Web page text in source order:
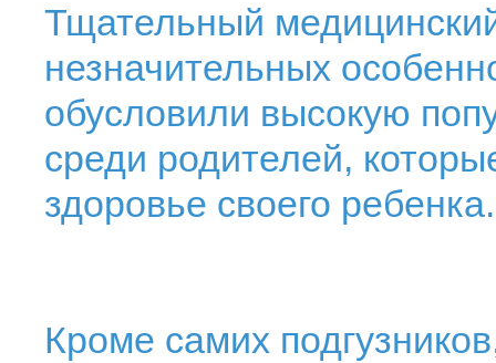
Тщательный
незначительных
обусловили высокую
среди родителей,
здоровье своего ребенка.
Кроме самих